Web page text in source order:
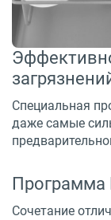
Специальная
даже самые
Программа
Сочетание